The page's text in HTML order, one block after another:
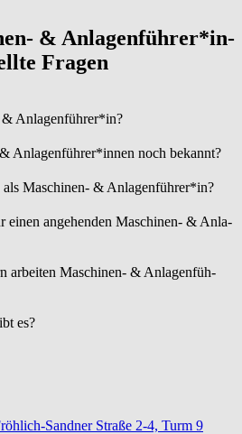
& ­An­la­gen­füh­rer*in­
Fragen
& ­An­la­gen­füh­rer*in?
­An­la­gen­füh­rer*in­nen noch bekannt?
Ma­schi­nen- & ­An­la­gen­füh­rer*in?
einen angehenden Ma­schi­nen- & ­An­la­
arbeiten Ma­schi­nen- & ­An­la­gen­füh­
es?
Sandner Straße 2-4, Turm 9